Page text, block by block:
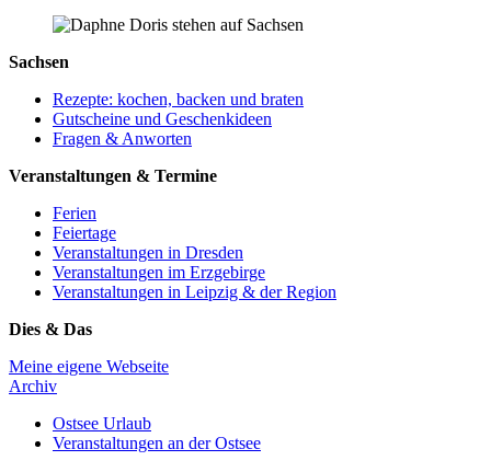
Sachsen
Rezepte: kochen, backen und braten
Gutscheine und Geschenkideen
Fragen & Anworten
Veranstaltungen & Termine
Ferien
Feiertage
Veranstaltungen in Dresden
Veranstaltungen im Erzgebirge
Veranstaltungen in Leipzig & der Region
Dies & Das
Meine eigene Webseite
Archiv
Ostsee Urlaub
Veranstaltungen an der Ostsee